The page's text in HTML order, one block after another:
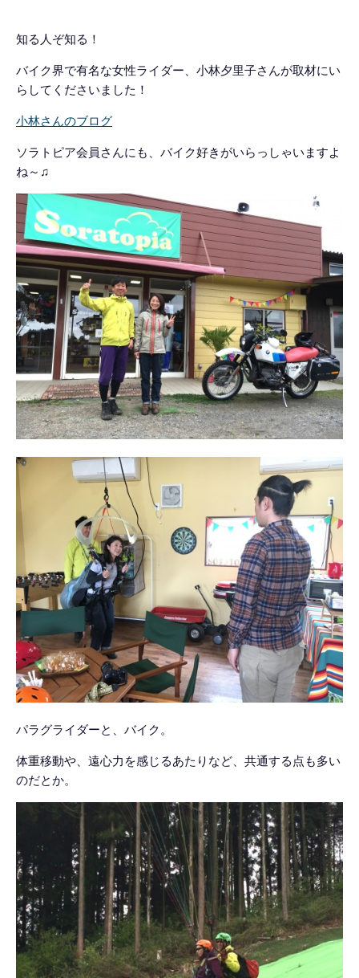
知る人ぞ知る！
バイク界で有名な女性ライダー、小林夕里子さんが取材にい
らしてくださいました！
小林さんのブログ
ソラトピア会員さんにも、バイク好きがいらっしゃいますよ
ね～♫
パラグライダーと、バイク。
体重移動や、遠心力を感じるあたりなど、共通する点も多い
のだとか。